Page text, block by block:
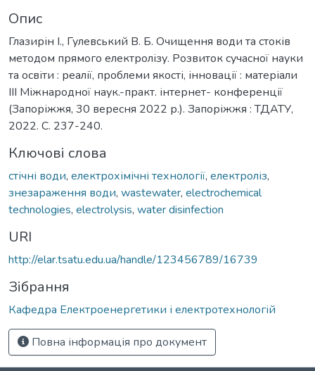
Опис
Глазирін І., Гулевський В. Б. Очищення води та стоків
методом прямого електролізу. Розвиток сучасної науки
та освіти : реалії, проблеми якості, інновації : матеріали
ІІІ Міжнародної наук.-практ. інтернет- конференції
(Запоріжжя, 30 вересня 2022 р.). Запоріжжя : ТДАТУ,
2022. С. 237-240.
Ключові слова
стічні води, електрохімічні технології, електроліз,
знезараження води, wastewater, electrochemical
technologies, electrolysis, water disinfection
URI
http://elar.tsatu.edu.ua/handle/123456789/16739
Зібрання
Кафедра Електроенергетики і електротехнологій
Повна інформація про документ